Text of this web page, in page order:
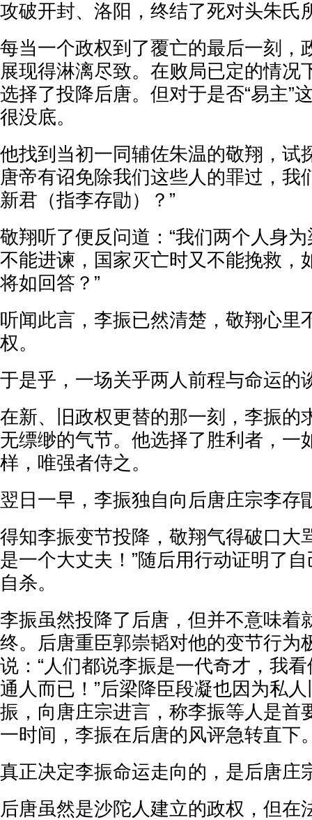
攻破开封、洛阳，终结了死对头朱氏
每当一个政权到了覆亡的最后一刻，
展现得淋漓尽致。在败局已定的情况
选择了投降后唐。但对于是否“易主”
很没底。
他找到当初一同辅佐朱温的敬翔，试
唐帝有诏免除我们这些人的罪过，我
新君（指李存勖）？”
敬翔听了便反问道：“我们两个人身
不能进谏，国家灭亡时又不能挽救，
将如回答？”
听闻此言，李振已然清楚，敬翔心里
权。
于是乎，一场关乎两人前程与命运的
在新、旧政权更替的那一刻，李振的
无缥缈的气节。他选择了胜利者，一
样，唯强者侍之。
翌日一早，李振独自向后唐庄宗李存
得知李振变节投降，敬翔气得破口大
是一个大丈夫！”随后用行动证明了
自杀。
李振虽然投降了后唐，但并不意味着
终。后唐重臣郭崇韬对他的变节行为
说：“人们都说李振是一代奇才，我
通人而已！”后梁降臣段凝也因为私
振，向唐庄宗进言，称李振等人是首
一时间，李振在后唐的风评急转直下
真正决定李振命运走向的，是后唐庄
后唐虽然是沙陀人建立的政权，但在